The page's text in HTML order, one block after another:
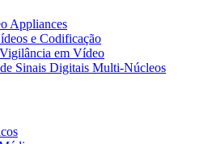
Appliances
e Codificação
em Vídeo
de Sinais Digitais Multi-Núcleos